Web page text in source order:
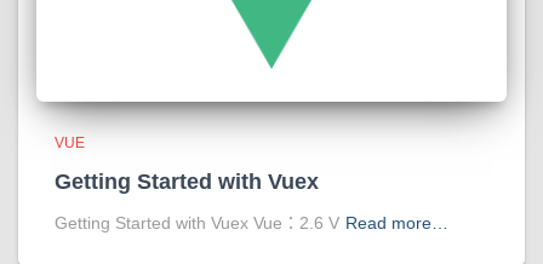
VUE
Getting Started with Vuex
Getting Started with Vuex Vue：2.6 V Read more…